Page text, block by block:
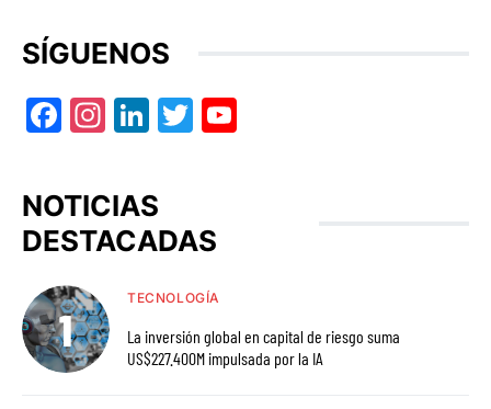
SÍGUENOS
Facebook
Instagram
LinkedIn
Twitter
NOTICIAS
DESTACADAS
TECNOLOGÍA
La inversión global en capital de riesgo suma
US$227.400M impulsada por la IA